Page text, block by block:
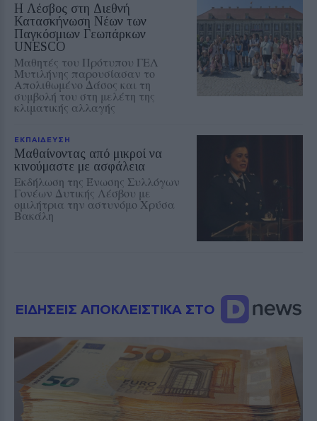
Η Λέσβος στη Διεθνή
Κατασκήνωση Νέων των
Παγκόσμιων Γεωπάρκων
UNESCO
Μαθητές του Πρότυπου ΓΕΛ
Μυτιλήνης παρουσίασαν το
Απολιθωμένο Δάσος και τη
συμβολή του στη μελέτη της
κλιματικής αλλαγής
ΕΚΠΑΙΔΕΥΣΗ
Μαθαίνοντας από μικροί να
κινούμαστε με ασφάλεια
Εκδήλωση της Ένωσης Συλλόγων
Γονέων Δυτικής Λέσβου με
ομιλήτρια την αστυνόμο Χρύσα
Βακάλη
ΕΙΔΗΣΕΙΣ ΑΠΟΚΛΕΙΣΤΙΚΑ ΣΤΟ